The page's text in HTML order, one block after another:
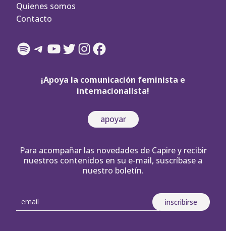
Quienes somos
Contacto
Spotify
Telegram
YouTube
Twitter
Instagram
Facebook
¡Apoya la comunicación feminista e
internacionalista!
apoyar
Para acompañar las novedades de Capire y recibir
nuestros contenidos en su e-mail, suscríbase a
nuestro boletín.